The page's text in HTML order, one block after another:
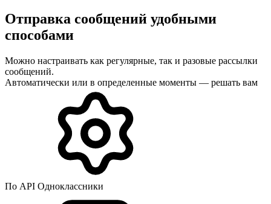
Отправка сообщений удобными
способами
Можно настраивать как регулярные, так и разовые рассылки
сообщений.
Автоматически или в определенные моменты — решать вам
По API Одноклассники